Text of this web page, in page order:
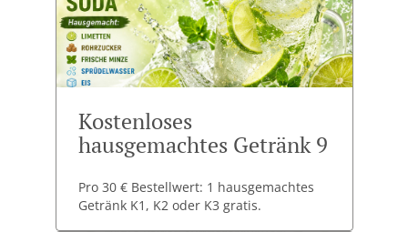
Kostenloses
hausgemachtes Getränk 9
Pro 30 € Bestellwert: 1 hausgemachtes
Getränk K1, K2 oder K3 gratis.